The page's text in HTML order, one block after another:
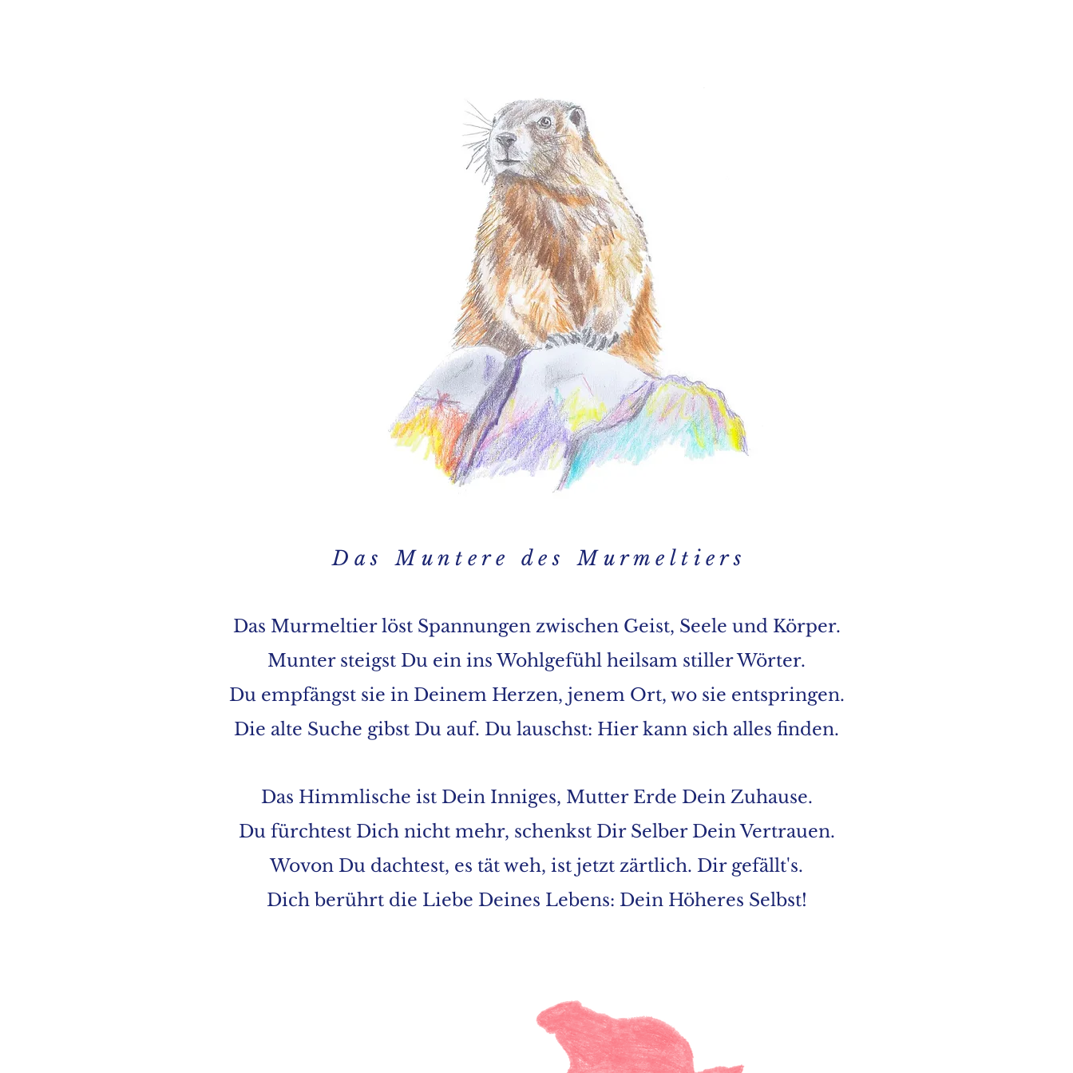
D a s M u n t e r e d e s M u r m e l t i e r s
Das Murmeltier löst Spannungen zwischen Geist, Seele und Körper.
Munter steigst Du ein ins Wohlgefühl heilsam stiller Wörter.
Du empfängst sie in Deinem Herzen, jenem Ort, wo sie entspringen.
Die alte Suche gibst Du auf. Du lauschst: Hier kann sich alles finden.
Das Himmlische ist Dein Inniges, Mutter Erde Dein Zuhause.
Du fürchtest Dich nicht mehr, schenkst Dir Selber Dein Vertrauen.
Wovon Du dachtest, es tät weh, ist jetzt zärtlich. Dir gefällt's.
Dich berührt die Liebe Deines Lebens: Dein Höheres Selbst!